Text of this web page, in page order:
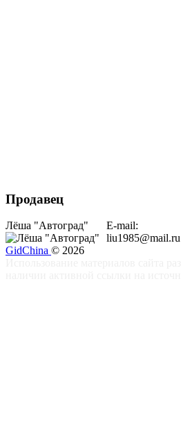
Продавец
Лёша "Автоград"
E-mail:
liu1985@mail.ru
GidChina © 2026